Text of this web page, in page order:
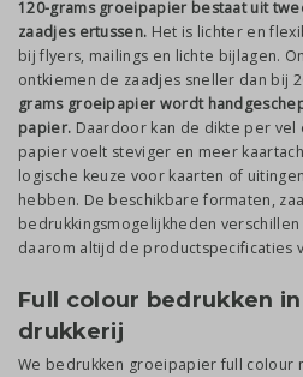
120-grams groeipapier bestaat uit
zaadjes ertussen. Het is lichter en
bij flyers, mailings en lichte bijlagen.
ontkiemen de zaadjes sneller dan bij
grams groeipapier wordt
papier. Daardoor kan de dikte per vel
papier voelt steviger en meer
logische keuze voor kaarten of
hebben. De beschikbare formaten,
bedrukkingsmogelijkheden
daarom altijd de productspecificaties
Full colour bedrukken
drukkerij
We bedrukken groeipapier full colour